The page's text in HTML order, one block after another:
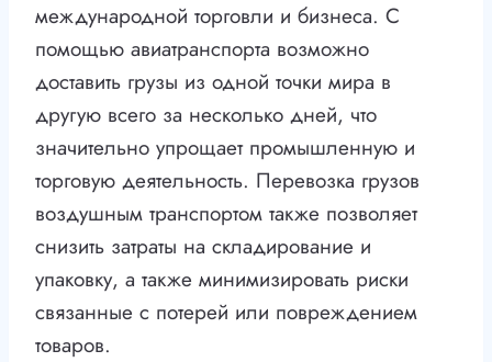
международной торговли и бизнеса. С
помощью авиатранспорта возможно
доставить грузы из одной точки мира в
другую всего за несколько дней, что
значительно упрощает промышленную и
торговую деятельность. Перевозка грузов
воздушным транспортом также позволяет
снизить затраты на складирование и
упаковку, а также минимизировать риски
связанные с потерей или повреждением
товаров.